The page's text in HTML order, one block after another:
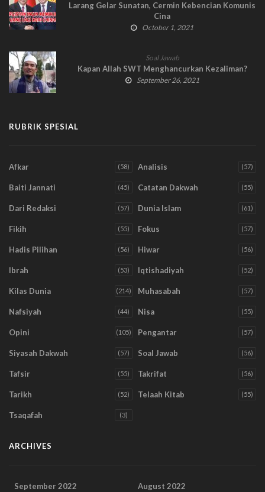
Larang Gelar Sunatan, Cermin Kebencian Komunis
Cina
October 1, 2021
Soal Jawab
Kapan Allah SWT Menghancurkan Kezaliman?
September 26, 2021
RUBRIK SPESIAL
Afkar (58) Analisis (57)
Baiti Jannati (45) Catatan Dakwah (55)
Dari Redaksi (57) Dunia Islam (61)
Fikih (55) Fokus (57)
Hadis Pilihan (56) Hiwar (56)
Ibrah (53) Iqtishadiyah (52)
Kilas Dunia (214) Muhasabah (57)
Nafsiyah (44) Nisa (55)
Opini (105) Pengantar (57)
Siyasah Dakwah (57) Soal Jawab (56)
Tafsir (55) Takrifat (56)
Tarikh (52) Telaah Kitab (55)
Tsaqafah (3)
ARCHIVES
September 2022 August 2022